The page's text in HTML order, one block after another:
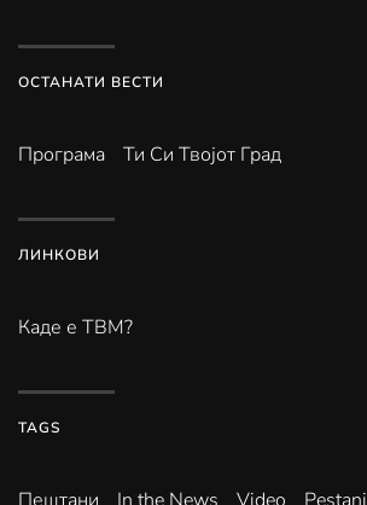
ОСТАНАТИ ВЕСТИ
Програма Ти Си Твојот Град
ЛИНКОВИ
Каде е ТВМ?
TAGS